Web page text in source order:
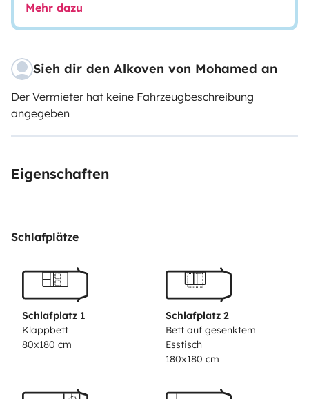
Mehr dazu
Sieh dir den Alkoven von Mohamed an
Der Vermieter hat keine Fahrzeugbeschreibung
angegeben
Eigenschaften
Schlafplätze
Schlafplatz 1
Klappbett
80x180 cm
Schlafplatz 2
Bett auf gesenktem
Esstisch
180x180 cm